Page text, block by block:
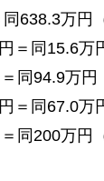
638.3万円
＝同15.6万
同94.9万円
＝同67.0万
同200万円